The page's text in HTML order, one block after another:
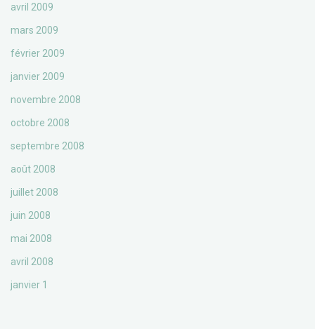
avril 2009
mars 2009
février 2009
janvier 2009
novembre 2008
octobre 2008
septembre 2008
août 2008
juillet 2008
juin 2008
mai 2008
avril 2008
janvier 1